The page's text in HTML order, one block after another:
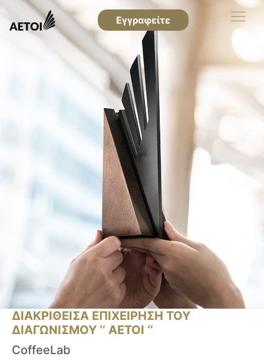
Εγγραφείτε
ΔΙΑΚΡΙΘΕΙΣΑ ΕΠΙΧΕΙΡΗΣΗ ΤΟΥ
ΔΙΑΓΩΝΙΣΜΟΥ ‘’ ΑΕΤΟΙ ‘’
CoffeeLab